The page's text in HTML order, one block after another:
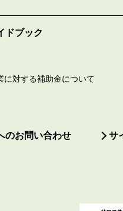
ドブック
に対する補助金について
のお問い合わせ サ